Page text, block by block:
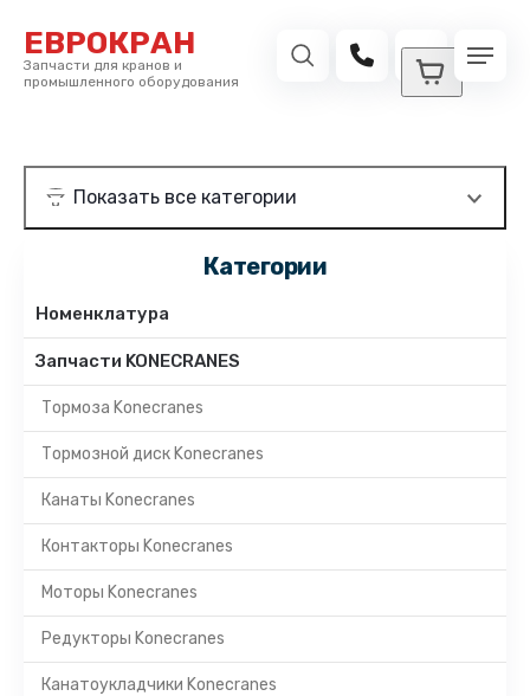
ЕВРОКРАН
Запчасти для кранов и
промышленного оборудования
Категории
Номенклатура
Запчасти KONECRANES
Тормоза Konecranes
Тормозной диск Konecranes
Канаты Konecranes
Контакторы Konecranes
Моторы Konecranes
Редукторы Konecranes
Канатоукладчики Konecranes